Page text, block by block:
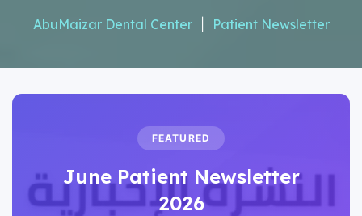
AbuMaizar Dental Center Patient Newsletter
FEATURED
June Patient Newsletter
2026